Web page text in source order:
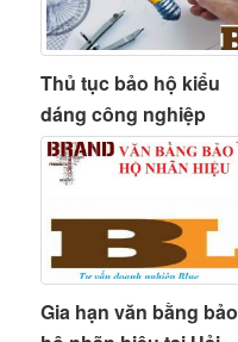
Thủ tục bảo hộ kiểu
dáng công nghiệp
Gia hạn văn bằng bảo